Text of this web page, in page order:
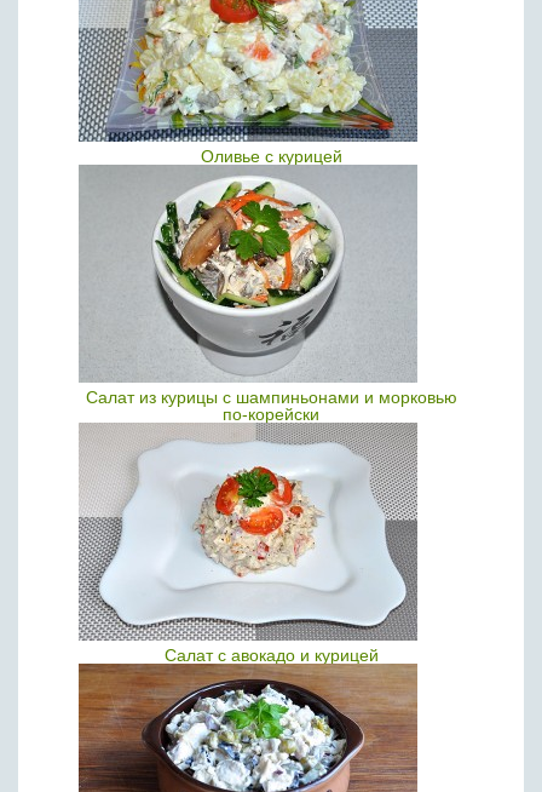
Оливье с курицей
Салат из курицы с шампиньонами и морковью
по-корейски
Салат с авокадо и курицей